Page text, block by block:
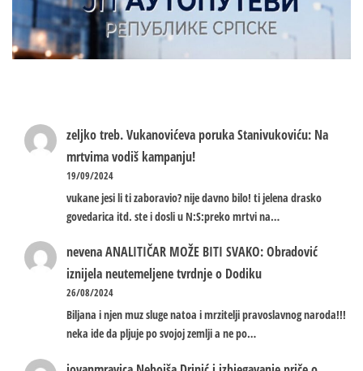
zeljko treb.Vukanovićeva poruka Stanivukoviću: Na
mrtvima vodiš kampanju!
19/09/2024
vukane jesi li ti zaboravio? nije davno bilo! ti jelena drasko
govedarica itd. ste i dosli u N:S:preko mrtvi na…
nevenaANALITIČAR MOŽE BITI SVAKO: Obradović
iznijela neutemeljene tvrdnje o Dodiku
26/08/2024
Biljana i njen muz sluge natoa i mrzitelji pravoslavnog naroda!!!
neka ide da pljuje po svojoj zemlji a ne po…